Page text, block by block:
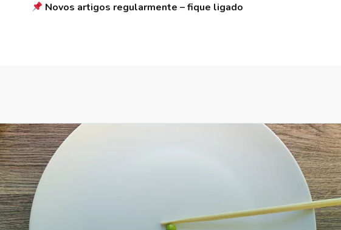
Novos artigos regularmente – fique ligado